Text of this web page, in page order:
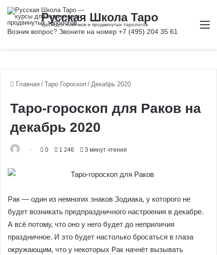
Главная / Таро Гороскоп / Декабрь 2020
Таро-гороскоп для Раков на
декабрь 2020
0 1 246 3 минут чтения
Рак ― один из немногих знаков Зодиака, у которого не
будет возникать предпраздничного настроения в декабре.
А всё потому, что оно у него будет до неприличия
праздничное. И это будет настолько бросаться в глаза
окружающим, что у некоторых Рак начнёт вызывать